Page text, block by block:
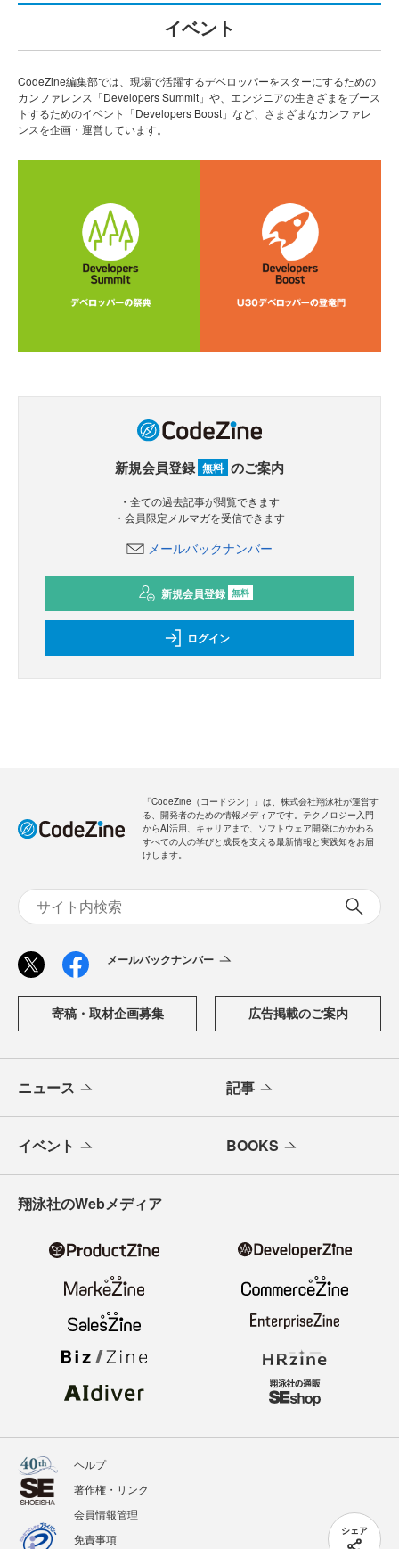
シェア
イベント
CodeZine編集部では、現場で活躍するデベロッパーをスターにするための
カンファレンス「Developers Summit」や、エンジニアの生きざまをブース
トするためのイベント「Developers Boost」など、さまざまなカンファレ
ンスを企画・運営しています。
新規会員登録 無料 のご案内
・全ての過去記事が閲覧できます
・会員限定メルマガを受信できます
メールバックナンバー
新規会員登録 無料
ログイン
「CodeZine（コードジン）」は、株式会社翔泳社が運営す
る、開発者のための情報メディアです。テクノロジー入門
からAI活用、キャリアまで、ソフトウェア開発にかかわる
すべての人の学びと成長を支える最新情報と実践知をお届
けします。
メールバックナンバー
寄稿・取材企画募集 広告掲載のご案内
ニュース 記事
イベント BOOKS
翔泳社のWebメディア
ヘルプ
著作権・リンク
会員情報管理
免責事項